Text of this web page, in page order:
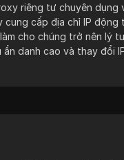
riêng tư chuyên dụng
cung cấp địa chỉ IP động
cho chúng trở nên lý
ẩn danh cao và thay đổi